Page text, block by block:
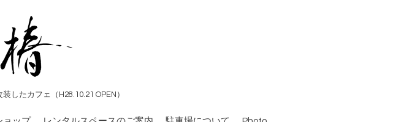
したカフェ（H28.10.21 OPEN）